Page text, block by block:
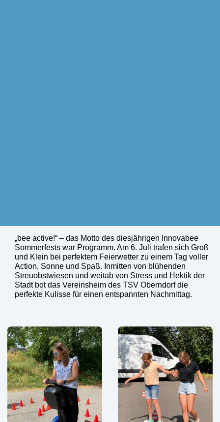
„bee active!“ – das Motto des diesjährigen Innovabee
Sommerfests war Programm. Am 6. Juli trafen sich Groß
und Klein bei perfektem Feierwetter zu einem Tag voller
Action, Sonne und Spaß. Inmitten von blühenden
Streuobstwiesen und weitab von Stress und Hektik der
Stadt bot das Vereinsheim des TSV Oberndorf die
perfekte Kulisse für einen entspannten Nachmittag.